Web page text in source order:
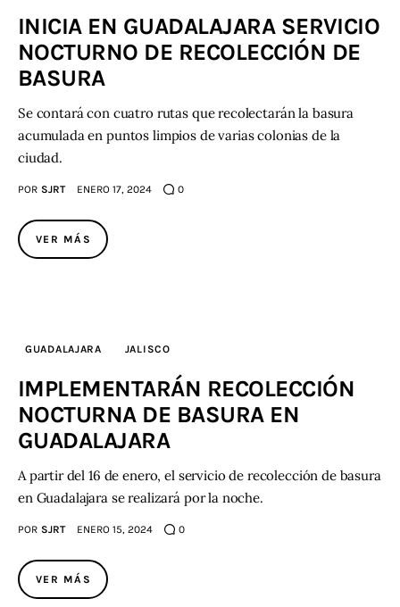
INICIA EN GUADALAJARA SERVICIO
NOCTURNO DE RECOLECCIÓN DE
BASURA
Se contará con cuatro rutas que recolectarán la basura
acumulada en puntos limpios de varias colonias de la
ciudad.
POR SJRT ENERO 17, 2024 0
VER MÁS
GUADALAJARA JALISCO
IMPLEMENTARÁN RECOLECCIÓN
NOCTURNA DE BASURA EN
GUADALAJARA
A partir del 16 de enero, el servicio de recolección de basura
en Guadalajara se realizará por la noche.
POR SJRT ENERO 15, 2024 0
VER MÁS